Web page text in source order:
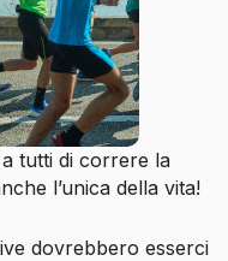
tutti di correre la
l’unica della vita!
dovrebbero esserci